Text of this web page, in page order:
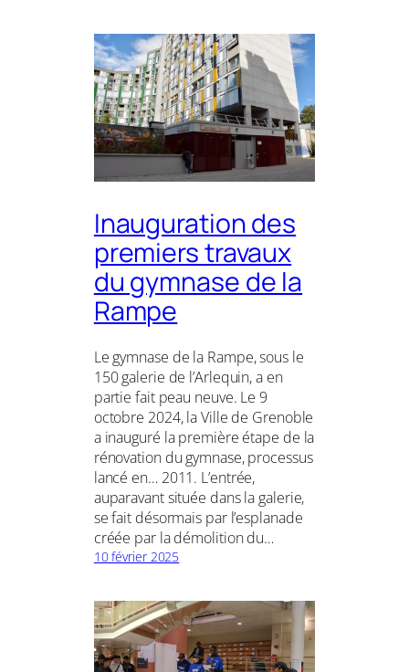
Inauguration des
premiers travaux
du gymnase de la
Rampe
Le gymnase de la Rampe, sous le
150 galerie de l’Arlequin, a en
partie fait peau neuve. Le 9
octobre 2024, la Ville de Grenoble
a inauguré la première étape de la
rénovation du gymnase, processus
lancé en… 2011. L’entrée,
auparavant située dans la galerie,
se fait désormais par l’esplanade
créée par la démolition du…
10 février 2025